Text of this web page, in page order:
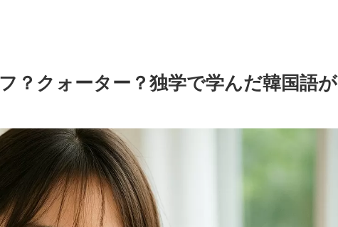
？クォーター？独学で学んだ韓国語が